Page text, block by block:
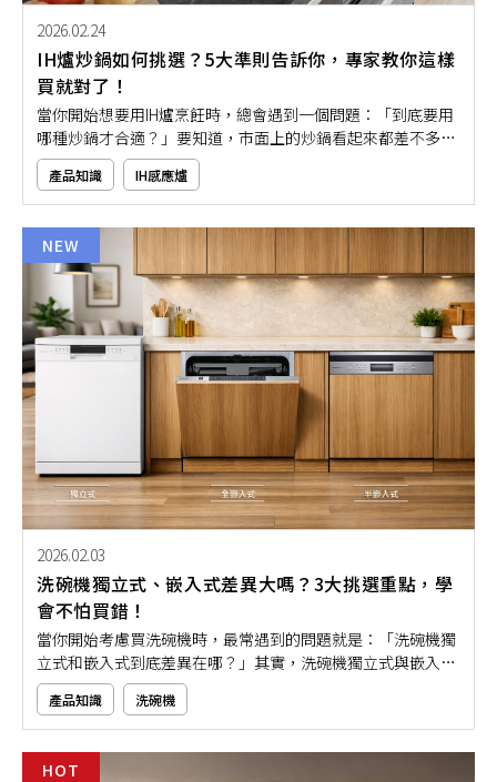
2026.02.24
IH爐炒鍋如何挑選？5大準則告訴你，專家教你這樣
買就對了！
當你開始想要用IH爐烹飪時，總會遇到一個問題：「到底要用
哪種炒鍋才合適？」要知道，市面上的炒鍋看起來都差不多，
但其實不是每一種都適合IH爐，選錯炒鍋可能會煮不熱、還容
易糊鍋，真的很困擾！如果你也想要讓炒菜更順手、不出錯？
那就千萬不要錯過本文的IH爐炒鍋推薦，讓你也能在家輕鬆料
理不怕出問題！
產品知識 IH感應爐
NEW
2026.02.03
洗碗機獨立式、嵌入式差異大嗎？3大挑選重點，學
會不怕買錯！
當你開始考慮買洗碗機時，最常遇到的問題就是：「洗碗機獨
立式和嵌入式到底差異在哪？」其實，洗碗機獨立式與嵌入式
的差異，主要就在安裝方式、空間配置與美觀性，挑對了就能
讓清潔更省事、廚房更有質感。這次，本文將用淺顯易懂的方
式，帶你快速了解獨立式與嵌入式洗碗機的重點差異。無論你
是新家裝潢，還是想升級現有設備，都看完這篇再決定吧！
產品知識 洗碗機
HOT